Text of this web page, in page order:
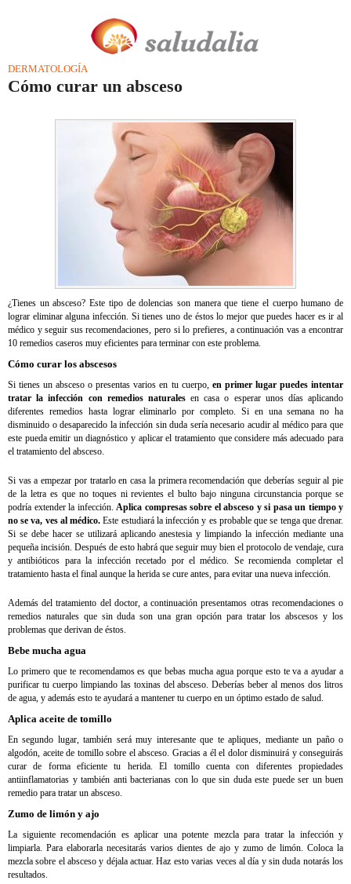
DERMATOLOGÍA
Cómo curar un absceso
¿Tienes un absceso? Este tipo de dolencias son manera que tiene el cuerpo humano de
lograr eliminar alguna infección. Si tienes uno de éstos lo mejor que puedes hacer es ir al
médico y seguir sus recomendaciones, pero si lo prefieres, a continuación vas a encontrar
10 remedios caseros muy eficientes para terminar con este problema.
Cómo curar los abscesos
Si tienes un absceso o presentas varios en tu cuerpo, en primer lugar puedes intentar
tratar la infección con remedios naturalesen casa o esperar unos días aplicando
diferentes remedios hasta lograr eliminarlo por completo. Si en una semana no ha
disminuido o desaparecido la infección sin duda sería necesario acudir al médico para que
este pueda emitir un diagnóstico y aplicar el tratamiento que considere más adecuado para
el tratamiento del absceso.
Si vas a empezar por tratarlo en casa la primera recomendación que deberías seguir al pie
de la letra es que no toques ni revientes el bulto bajo ninguna circunstancia porque se
podría extender la infección. Aplica compresas sobre el absceso y si pasa un tiempo y
no se va, ves al médico. Este estudiará la infección y es probable que se tenga que drenar.
Si se debe hacer se utilizará aplicando anestesia y limpiando la infección mediante una
pequeña incisión. Después de esto habrá que seguir muy bien el protocolo de vendaje, cura
y antibióticos para la infección recetado por el médico. Se recomienda completar el
tratamiento hasta el final aunque la herida se cure antes, para evitar una nueva infección.
Además del tratamiento del doctor, a continuación presentamos otras recomendaciones o
remedios naturales que sin duda son una gran opción para tratar los abscesos y los
problemas que derivan de éstos.
Bebe mucha agua
Lo primero que te recomendamos es que bebas mucha agua porque esto te va a ayudar a
purificar tu cuerpo limpiando las toxinas del absceso. Deberías beber al menos dos litros
de agua, y además esto te ayudará a mantener tu cuerpo en un óptimo estado de salud.
Aplica aceite de tomillo
En segundo lugar, también será muy interesante que te apliques, mediante un paño o
algodón, aceite de tomillo sobre el absceso. Gracias a él el dolor disminuirá y conseguirás
curar de forma eficiente tu herida. El tomillo cuenta con diferentes propiedades
antiinflamatorias y también anti bacterianas con lo que sin duda este puede ser un buen
remedio para tratar un absceso.
Zumo de limón y ajo
La siguiente recomendación es aplicar una potente mezcla para tratar la infección y
limpiarla. Para elaborarla necesitarás varios dientes de ajo y zumo de limón. Coloca la
mezcla sobre el absceso y déjala actuar. Haz esto varias veces al día y sin duda notarás los
resultados.